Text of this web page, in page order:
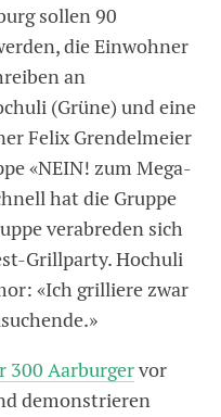
sollen 90
die Einwohner
an
(Grüne) und eine
Felix Grendelmeier
«NEIN! zum Mega-
hat die Gruppe
verabreden sich
Grillparty. Hochuli
«Ich grilliere zwar
300 Aarburgervor
demonstrieren